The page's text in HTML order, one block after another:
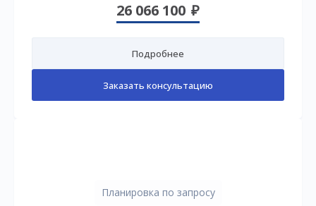
26 066 100
Подробнее
Заказать консультацию
Планировка по запросу